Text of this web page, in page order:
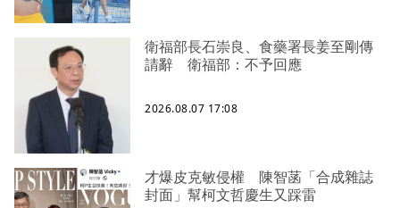
衛福部長石崇良、食藥署長姜至剛傳
請辭 衛福部：不予回應
2026.08.07 17:08
才爆皮克敏侵權 陳智菡「合成雜誌
封面」幫柯文哲慶生又踩雷